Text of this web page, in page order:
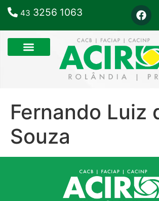
43 3256 1063
Fernando Luiz
Souza